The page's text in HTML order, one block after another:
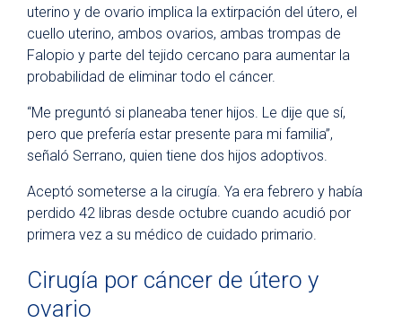
uterino y de ovario implica la extirpación del útero, el
cuello uterino, ambos ovarios, ambas trompas de
Falopio y parte del tejido cercano para aumentar la
probabilidad de eliminar todo el cáncer.
“Me preguntó si planeaba tener hijos. Le dije que sí,
pero que prefería estar presente para mi familia”,
señaló Serrano, quien tiene dos hijos adoptivos.
Aceptó someterse a la cirugía. Ya era febrero y había
perdido 42 libras desde octubre cuando acudió por
primera vez a su médico de cuidado primario.
Cirugía por cáncer de útero y
ovario